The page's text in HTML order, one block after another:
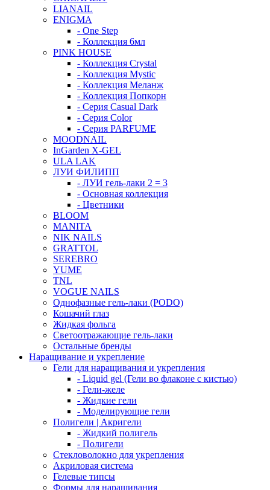
LIANAIL
ENIGMA
- One Step
- Коллекция 6мл
PINK HOUSE
- Коллекция Crystal
- Коллекция Mystic
- Коллекция Меланж
- Коллекция Попкорн
- Серия Casual Dark
- Серия Color
- Серия PARFUME
MOODNAIL
InGarden X-GEL
ULA LAK
ЛУИ ФИЛИПП
- ЛУИ гель-лаки 2 = 3
- Основная коллекция
- Цветники
BLOOM
MANITA
NIK NAILS
GRATTOL
SEREBRO
YUME
TNL
VOGUE NAILS
Однофазные гель-лаки (PODO)
Кошачий глаз
Жидкая фольга
Светоотражающие гель-лаки
Остальные бренды
Наращивание и укрепление
Гели для наращивания и укрепления
- Liquid gel (Гели во флаконе с кистью)
- Гели-желе
- Жидкие гели
- Моделирующие гели
Полигели | Акригели
- Жидкий полигель
- Полигели
Стекловолокно для укрепления
Акриловая система
Гелевые типсы
Формы для наращивания